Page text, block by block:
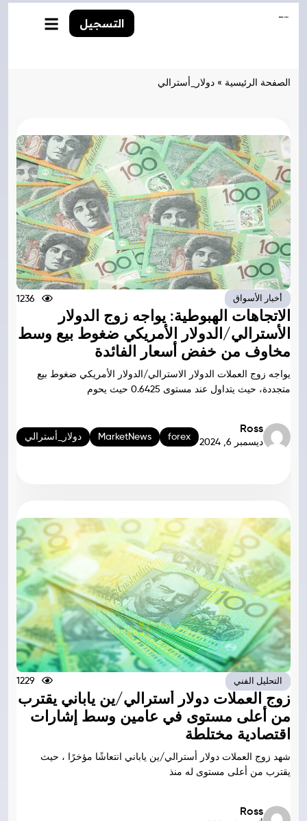
التسجيل
الصفحة الرئيسية » دولار_أسترالي
أخبار الأسواق 1236
الاتجاهات الهبوطية: يواجه زوج الدولار
الأسترالي/الدولار الأمريكي ضغوط بيع وسط
مخاوف من خفض أسعار الفائدة
يواجه زوج العملات الدولار الاسترالي/الدولار الأمريكي ضغوط بيع
متجددة، حيث يتداول عند مستوى 0.6425 حيث يحوم
Ross
ديسمبر 6, 2024
forex
MarketNews دولار_أسترالي
التحليل الفني 1229
زوج العملات دولار أسترالي/ين ياباني يقترب
من أعلى مستوى في عامين وسط إشارات
اقتصادية مختلطة
شهد زوج العملات دولار أسترالي/ين ياباني انتعاشًا مؤخرًا ، حيث
يقترب من أعلى مستوى له منذ
Ross